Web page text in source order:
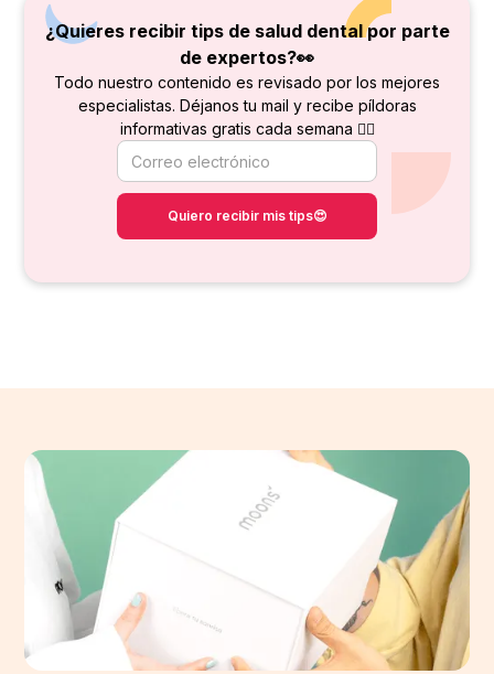
¿Quieres recibir tips de salud dental por parte
de expertos?👀
Todo nuestro contenido es revisado por los mejores
especialistas. Déjanos tu mail y recibe píldoras
informativas gratis cada semana 👇🏻